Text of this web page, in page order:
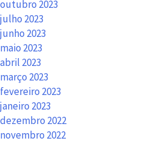
outubro 2023
julho 2023
junho 2023
maio 2023
abril 2023
março 2023
fevereiro 2023
janeiro 2023
dezembro 2022
novembro 2022